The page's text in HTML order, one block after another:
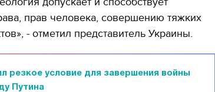
прав человека, совершению тяжких
- отметил представитель Украины.
резкое условие для завершения войны
Путина